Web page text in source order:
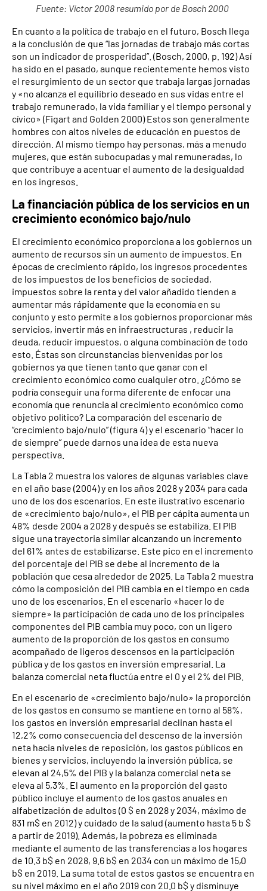
Fuente: Víctor 2008 resumido por de Bosch 2000
En cuanto a la política de trabajo en el futuro, Bosch llega
a la conclusión de que “las jornadas de trabajo más cortas
son un indicador de prosperidad”. (Bosch, 2000, p. 192) Así
ha sido en el pasado, aunque recientemente hemos visto
el resurgimiento de un sector que trabaja largas jornadas
y «no alcanza el equilibrio deseado en sus vidas entre el
trabajo remunerado, la vida familiar y el tiempo personal y
cívico» (Figart and Golden 2000) Estos son generalmente
hombres con altos niveles de educación en puestos de
dirección. Al mismo tiempo hay personas, más a menudo
mujeres, que están subocupadas y mal remuneradas, lo
que contribuye a acentuar el aumento de la desigualdad
en los ingresos.
La financiación pública de los servicios en un
crecimiento económico bajo/nulo
El crecimiento económico proporciona a los gobiernos un
aumento de recursos sin un aumento de impuestos. En
épocas de crecimiento rápido, los ingresos procedentes
de los impuestos de los beneficios de sociedad,
impuestos sobre la renta y del valor añadido tienden a
aumentar más rápidamente que la economía en su
conjunto y esto permite a los gobiernos proporcionar más
servicios, invertir más en infraestructuras , reducir la
deuda, reducir impuestos, o alguna combinación de todo
esto. Éstas son circunstancias bienvenidas por los
gobiernos ya que tienen tanto que ganar con el
crecimiento económico como cualquier otro. ¿Cómo se
podría conseguir una forma diferente de enfocar una
economía que renuncia al crecimiento económico como
objetivo político? La comparación del escenario de
“crecimiento bajo/nulo” (figura 4) y el escenario “hacer lo
de siempre” puede darnos una idea de esta nueva
perspectiva.
La Tabla 2 muestra los valores de algunas variables clave
en el año base (2004) y en los años 2028 y 2034 para cada
uno de los dos escenarios. En este ilustrativo escenario
de «crecimiento bajo/nulo», el PIB per cápita aumenta un
48% desde 2004 a 2028 y después se estabiliza. El PIB
sigue una trayectoria similar alcanzando un incremento
del 61% antes de estabilizarse. Este pico en el incremento
del porcentaje del PIB se debe al incremento de la
población que cesa alrededor de 2025. La Tabla 2 muestra
cómo la composición del PIB cambia en el tiempo en cada
uno de los escenarios. En el escenario «hacer lo de
siempre» la participación de cada uno de los principales
componentes del PIB cambia muy poco, con un ligero
aumento de la proporción de los gastos en consumo
acompañado de ligeros descensos en la participación
pública y de los gastos en inversión empresarial. La
balanza comercial neta fluctúa entre el 0 y el 2% del PIB.
En el escenario de «crecimiento bajo/nulo» la proporción
de los gastos en consumo se mantiene en torno al 58%,
los gastos en inversión empresarial declinan hasta el
12,2% como consecuencia del descenso de la inversión
neta hacia niveles de reposición, los gastos públicos en
bienes y servicios, incluyendo la inversión pública, se
elevan al 24,5% del PIB y la balanza comercial neta se
eleva al 5,3%. El aumento en la proporción del gasto
público incluye el aumento de los gastos anuales en
alfabetización de adultos (0 $ en 2028 y 2034, máximo de
831 m$ en 2012) y cuidado de la salud (aumento hasta 5 b $
a partir de 2019). Además, la pobreza es eliminada
mediante el aumento de las transferencias a los hogares
de 10.3 b$ en 2028, 9.6 b$ en 2034 con un máximo de 15,0
b$ en 2019. La suma total de estos gastos se encuentra en
su nivel máximo en el año 2019 con 20.0 b$ y disminuye